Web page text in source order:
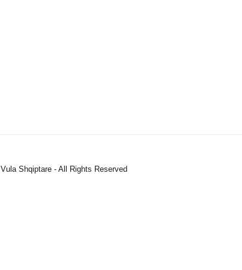
Vula Shqiptare - All Rights Reserved